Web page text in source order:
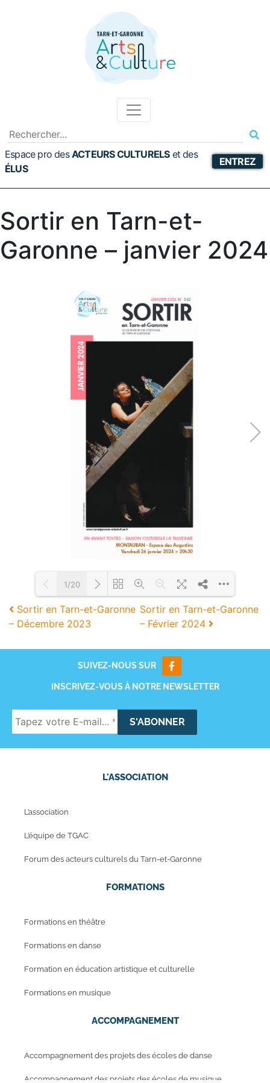
Espace pro desACTEURS CULTURELS etdes
ÉLUS
ENTREZ
Sortir en Tarn-et-
Garonne – janvier 2024
Loading PDF 75% ...
1/20
Sortir en Tarn-et-Garonne
– Décembre 2023
Sortir en Tarn-et-Garonne
– Février 2024
SUIVEZ-NOUS SUR
INSCRIVEZ-VOUS À NOTRE NEWSLETTER
L'ASSOCIATION
L’association
L’équipe de TGAC
Forum des acteurs culturels du Tarn-et-Garonne
FORMATIONS
Formations en théâtre
Formations en danse
Formation en éducation artistique et culturelle
Formations en musique
ACCOMPAGNEMENT
Accompagnement des projets des écoles de danse
Accompagnement des projets des écoles de musique